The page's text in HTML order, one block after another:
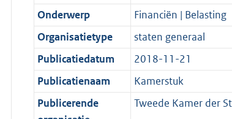
Onderwerp
Financiën | Belasting
Organisatietype
staten generaal
Publicatiedatum
2018-11-21
Publicatienaam
Kamerstuk
Publicerende
Tweede Kamer der